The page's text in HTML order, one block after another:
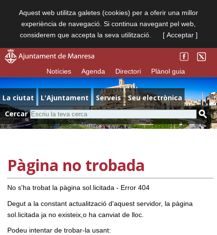
Aquest web utilitza galetes (cookies) per a oferir una millor
experiència de navegació. Si continua navegant pel web,
considerem que accepta la seva utilització.
[ Acceptar ]
Notícies Agenda Directori Plànol guia
La ciutat L'Ajuntament Serveis
Seu electrònica
Cercar
Pàgina no trobada
No s'ha trobat la pàgina sol.licitada - Error 404
Degut a la constant actualització d'aquest servidor, la pàgina
sol.licitada ja no existeix,o ha canviat de lloc.
Podeu intentar de trobar-la usant: